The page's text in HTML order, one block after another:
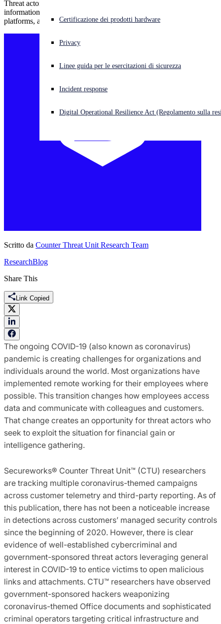
Cyberattacco in corso? Ottieni assistenza immediata
Open language switcher
Certificazione dei prodotti hardware
Privacy
Linee guida per le esercitazioni di sicurezza
Incident response
Digital Operational Resilience Act (Regolamento sulla
Threat actors pivot their tactics to exploit perceived COVID-19
information vacuums, increased reliance on remote conferencing
platforms, and victims’ fears.
Scritto da Counter Threat Unit Research Team
ResearchBlog
Share This
Link Copied
The ongoing COVID-19 (also known as coronavirus)
pandemic is creating challenges for organizations and
individuals around the world. Most organizations have
implemented remote working for their employees where
possible. This transition changes how employees access
data and communicate with colleagues and customers.
That change creates an opportunity for threat actors who
seek to exploit the situation for financial gain or
intelligence gathering.
Secureworks® Counter Threat Unit™ (CTU) researchers
are tracking multiple coronavirus-themed campaigns
across customer telemetry and third-party reporting. As of
this publication, there has not been a noticeable increase
in detections across customers’ managed security controls
since the beginning of 2020. However, there is clear
evidence of well-established cybercriminal and
government-sponsored threat actors leveraging general
interest in COVID-19 to entice victims to open malicious
links and attachments. CTU™ researchers have observed
government-sponsored hackers weaponizing
coronavirus-themed Office documents and sophisticated
criminal operators targeting critical infrastructure and